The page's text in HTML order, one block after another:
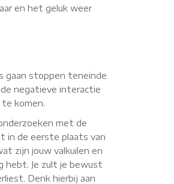
en het geluk weer
gaan stoppen teneinde
negatieve interactie
komen.
met de
in de eerste plaats van
zijn jouw valkuilen en
hebt. Je zult je bewust
Denk hierbij aan